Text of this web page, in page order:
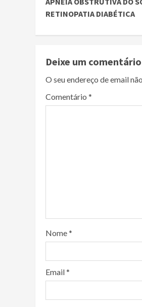
Reading
RETINOPATIA DIABÉTICA
Deixe um comentário
O seu endereço de email
Comentário *
Nome*
Email*